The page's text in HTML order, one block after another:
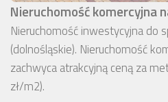
Nieruchomość komercyjna
Nieruchomość inwestycyjna do
(dolnośląskie). Nieruchomość
zachwyca atrakcyjną ceną za
zł/m2).